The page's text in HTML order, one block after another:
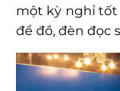
một kỳ nghỉ tốt
để đồ, đèn đọc